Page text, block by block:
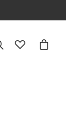
Du hast 0